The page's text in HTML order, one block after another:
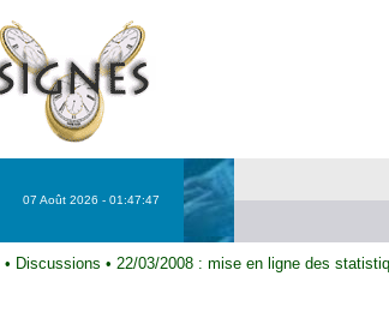
07 Août 2026 - 01:47:47
• Discussions • 22/03/2008 : mise en ligne des